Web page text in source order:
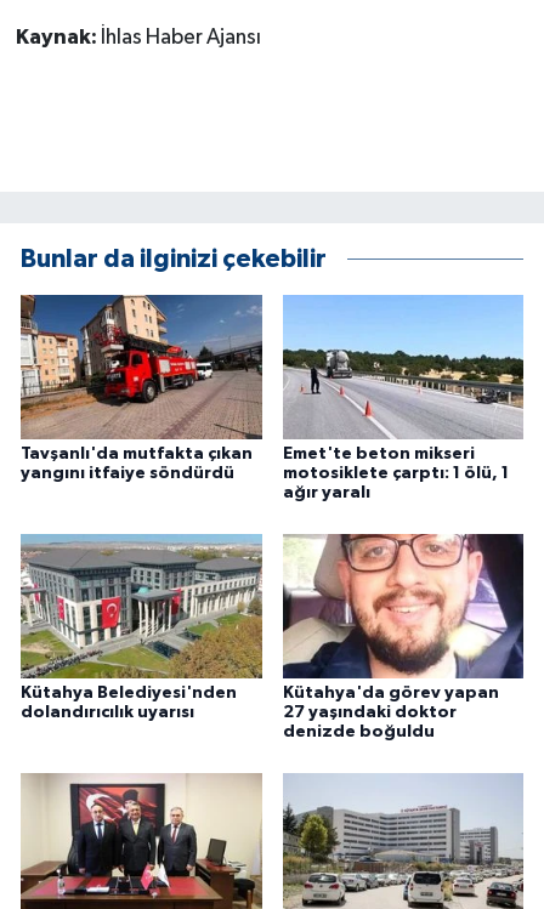
Kaynak: İhlas Haber Ajansı
Bunlar da ilginizi çekebilir
Tavşanlı'da mutfakta çıkan
yangını itfaiye söndürdü
Emet'te beton mikseri
motosiklete çarptı: 1 ölü, 1
ağır yaralı
Kütahya Belediyesi'nden
dolandırıcılık uyarısı
Kütahya'da görev yapan
27 yaşındaki doktor
denizde boğuldu
Jandarma
Otomobil
POLİTİKA
Sağlık
SİYASET
TEKNOLOJİ
Turizm
ÜLKE GÜNDEMİ
YAŞAM
YEREL
Yerel Haberler